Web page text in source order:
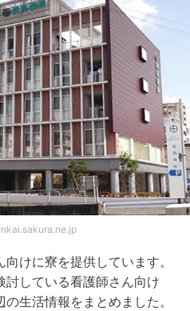
けに寮を提供しています。
討している看護師さん向け
生活情報をまとめました。